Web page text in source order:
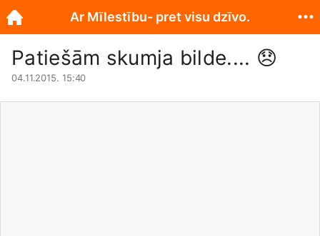
Patiešām skumja bilde.... 😞
04.11.2015. 15:40
Ar Mīlestību- pret visu dzīvo.